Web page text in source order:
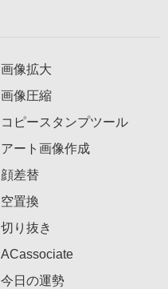
画像拡大
画像圧縮
コピースタンプツール
アート画像作成
顔差替
空置換
切り抜き
ACassociate
今日の運勢